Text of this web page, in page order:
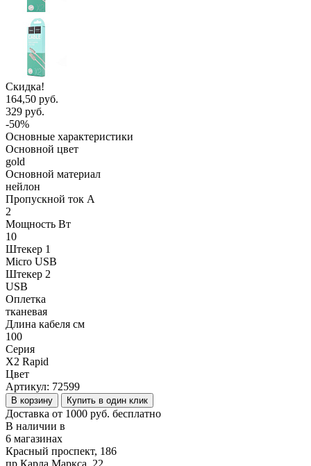
Скидка!
164,50 руб.
329 руб.
-50%
Основные характеристики
Основной цвет
gold
Основной материал
нейлон
Пропускной ток А
2
Мощность Вт
10
Штекер 1
Micro USB
Штекер 2
USB
Оплетка
тканевая
Длина кабеля см
100
Серия
X2 Rapid
Цвет
Артикул: 72599
В корзину Купить в один клик
Доставка от 1000 руб. бесплатно
В наличии в
6 магазинах
Красный проспект, 186
пр.Карла Маркса, 22